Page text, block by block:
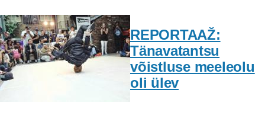
REPORTAAŽ:
Tänavatantsu
võistluse meeleolu
oli ülev